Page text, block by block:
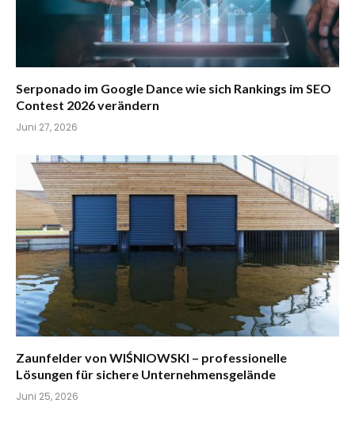
Serponado im Google Dance wie sich Rankings im SEO
Contest 2026 verändern
Juni 27, 2026
Zaunfelder von WIŚNIOWSKI – professionelle
Lösungen für sichere Unternehmensgelände
Juni 25, 2026